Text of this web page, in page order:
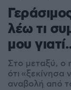
λέω τι
μου
Στο μεταξύ, ο
ότι «ξεκίνησα
αναβολή από